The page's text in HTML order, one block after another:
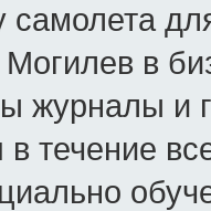
для
в
журналы и
течение